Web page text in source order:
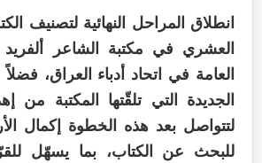
انطلاق المراحل النهائية لتصنيف
العشري في مكتبة الشاعر ألفريد
العامة في اتحاد أدباء العراق،
الجديدة التي تلقّتها المكتبة من
لتتواصل بعد هذه الخطوة إكمال
للبحث عن الكتاب، بما يسهّل